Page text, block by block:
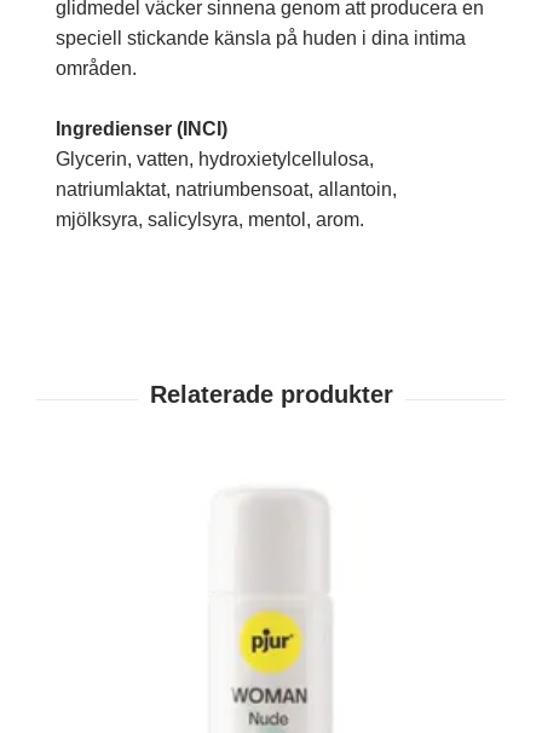
glidmedel väcker sinnena genom att producera en
speciell stickande känsla på huden i dina intima
områden.
Ingredienser (INCI)
Glycerin, vatten, hydroxietylcellulosa,
natriumlaktat, natriumbensoat, allantoin,
mjölksyra, salicylsyra, mentol, arom.